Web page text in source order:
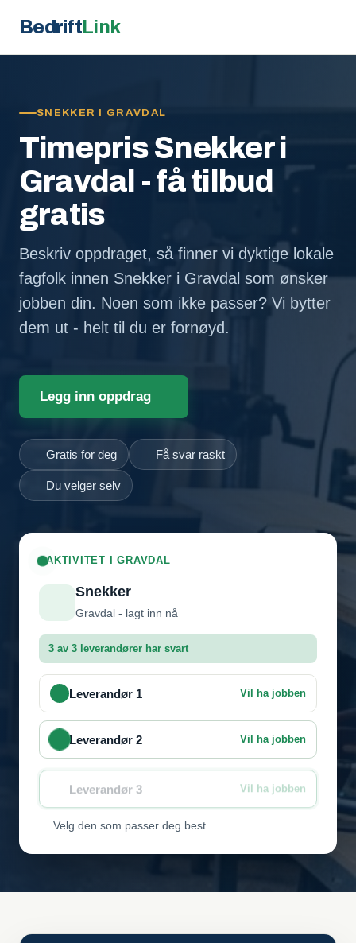
BedriftLink
SNEKKER I GRAVDAL
Timepris Snekker i
Gravdal - få tilbud
gratis
Beskriv oppdraget, så finner vi dyktige lokale
fagfolk innen Snekker i Gravdal som ønsker
jobben din. Noen som ikke passer? Vi bytter
dem ut - helt til du er fornøyd.
Legg inn oppdrag
Gratis for deg Få svar raskt
Du velger selv
AKTIVITET I GRAVDAL
Snekker
Gravdal - lagt inn nå
3 av 3 leverandører har svart
Leverandør 1 Vil ha jobben
Leverandør 2 Vil ha jobben
Leverandør 3 Vil ha jobben
Velg den som passer deg best